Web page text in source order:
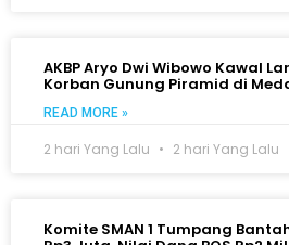
AKBP Aryo Dwi Wibowo Kawal
Korban Gunung Piramid di
READ MORE »
2 hari Yang Lalu 2 hari Yang Lalu
Komite SMAN 1 Tumpang